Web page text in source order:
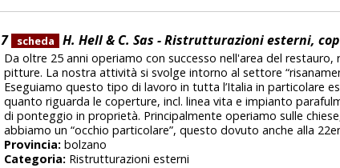
7 scheda H. Hell & C. Sas - Ristrutturazioni esterni,
Da oltre 25 anni operiamo con successo nell'area del
pitture. La nostra attività si svolge intorno al settore
Eseguiamo questo tipo di lavoro in tutta l’Italia in particolare
quanto riguarda le coperture, incl. linea vita e impianto
di ponteggio in proprietà. Principalmente operiamo sulle
abbiamo un “occhio particolare”, questo dovuto anche alla
Provincia: bolzano
Categoria: Ristrutturazioni esterni